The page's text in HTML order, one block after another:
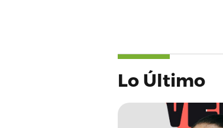
Lo Último